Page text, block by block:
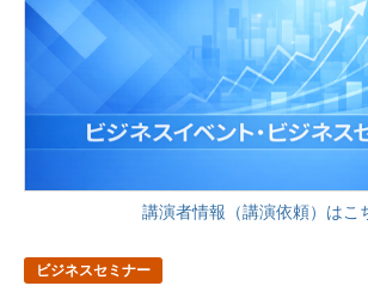
講演者情報（講演依頼）はこ
ビジネスセミナー